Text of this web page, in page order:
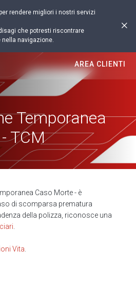
rendere migliori i nostri servizi
che potresti riscontrare
navigazione.
AREA CLIENTI
Temporanea
TCM
Caso Morte - è
di scomparsa prematura
della polizza, riconosce una
Vita